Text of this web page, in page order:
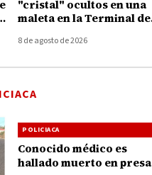
"cristal" ocultos en una
maleta en la Terminal de
8 de agosto de 2026
POLICIACA
Conocido médico es
hallado muerto en presa